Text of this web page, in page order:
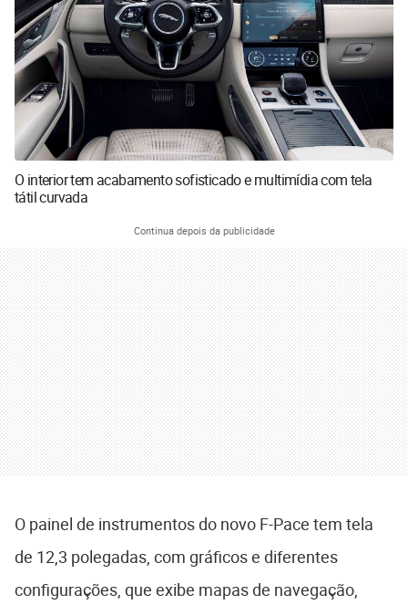
O interior tem acabamento sofisticado e multimídia com tela
tátil curvada
Continua depois da publicidade
O painel de instrumentos do novo F-Pace tem tela
de 12,3 polegadas, com gráficos e diferentes
configurações, que exibe mapas de navegação,